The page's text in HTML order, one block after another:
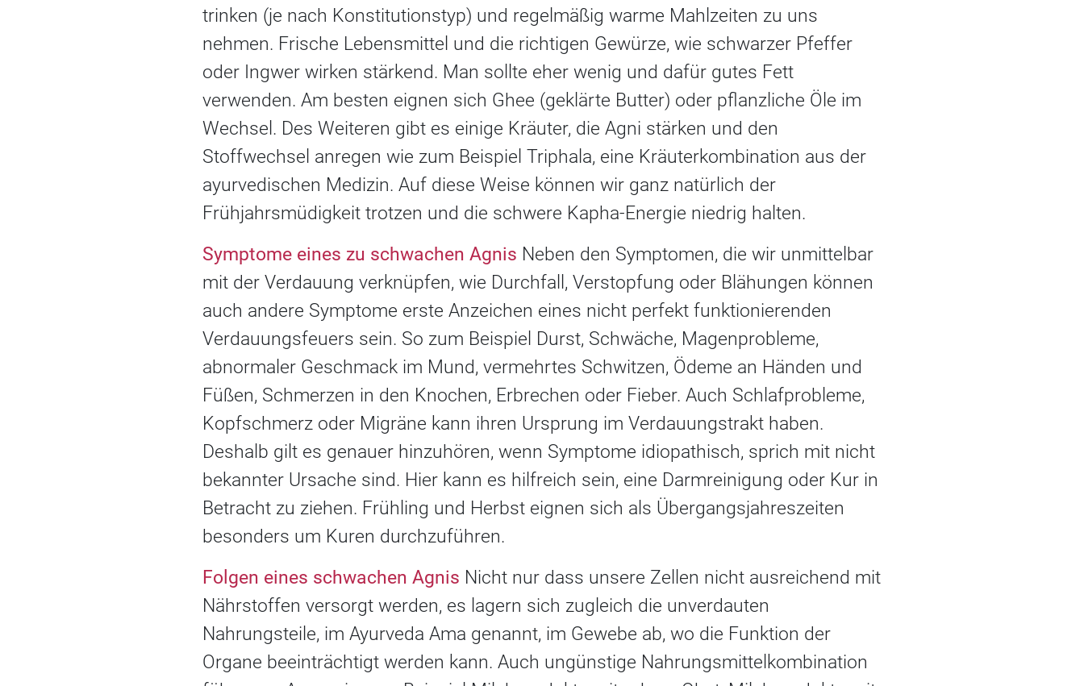
trinken (je nach Konstitutionstyp) und regelmäßig warme Mahlzeiten zu uns
nehmen. Frische Lebensmittel und die richtigen Gewürze, wie schwarzer Pfeffer
oder Ingwer wirken stärkend. Man sollte eher wenig und dafür gutes Fett
verwenden. Am besten eignen sich Ghee (geklärte Butter) oder pflanzliche Öle im
Wechsel. Des Weiteren gibt es einige Kräuter, die Agni stärken und den
Stoffwechsel anregen wie zum Beispiel Triphala, eine Kräuterkombination aus der
ayurvedischen Medizin. Auf diese Weise können wir ganz natürlich der
Frühjahrsmüdigkeit trotzen und die schwere Kapha-Energie niedrig halten.
Symptome eines zu schwachen Agnis Neben den Symptomen, die wir unmittelbar
mit der Verdauung verknüpfen, wie Durchfall, Verstopfung oder Blähungen können
auch andere Symptome erste Anzeichen eines nicht perfekt funktionierenden
Verdauungsfeuers sein. So zum Beispiel Durst, Schwäche, Magenprobleme,
abnormaler Geschmack im Mund, vermehrtes Schwitzen, Ödeme an Händen und
Füßen, Schmerzen in den Knochen, Erbrechen oder Fieber. Auch Schlafprobleme,
Kopfschmerz oder Migräne kann ihren Ursprung im Verdauungstrakt haben.
Deshalb gilt es genauer hinzuhören, wenn Symptome idiopathisch, sprich mit nicht
bekannter Ursache sind. Hier kann es hilfreich sein, eine Darmreinigung oder Kur in
Betracht zu ziehen. Frühling und Herbst eignen sich als Übergangsjahreszeiten
besonders um Kuren durchzuführen.
Folgen eines schwachen Agnis Nicht nur dass unsere Zellen nicht ausreichend mit
Nährstoffen versorgt werden, es lagern sich zugleich die unverdauten
Nahrungsteile, im Ayurveda Ama genannt, im Gewebe ab, wo die Funktion der
Organe beeinträchtigt werden kann. Auch ungünstige Nahrungsmittelkombination